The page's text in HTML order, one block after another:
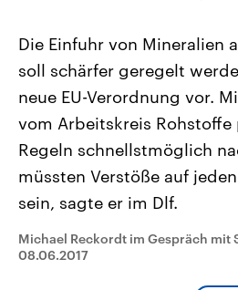
Landtagswahl Sachsen-Anhalt
2026
Alle Informationen
Sachsen-Anhalt wählt am 6.
September 2026 einen neuen
Landtag. Seit 2021 wird das
Bundesland von einer Koalition aus
Umfragen, Prognosen,
und Hintergründe zu den Parteien
und Kandidaten der anstehenden
Wahl.
Sendungen Programm
Die Einfuhr von Mineralien
soll schärfer geregelt
neue EU-Verordnung vor.
vom Arbeitskreis
Regeln schnellstmöglich
müssten Verstöße auf
sein, sagte er im Dlf.
Michael Reckordt im Gespräch mit
08.06.2017